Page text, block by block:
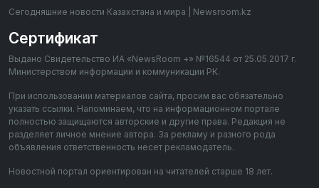
Сегодняшние новости Казахстана и мира | Newsroom.kz
Сертификат
Выдано Свидетельство ИА «NewsRoom +» №16544 от 25.05.2017 г.
Министерством информации и коммуникации РК.
При использовании материалов сайта, просим вас обязательно
указать ссылки. Напоминаем, что на информационном портале
полностью защищаются авторские и другие права. Редакция не
разделяет личное мнение автора. За рекламу и разного рода
объявления ответственность несет рекламодатель.
Новостной портал ориентирован на читателей старше 18 лет.